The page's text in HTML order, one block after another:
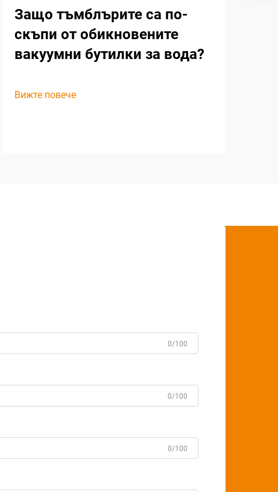
Защо тъмблърите са по-
скъпи от обикновените
вакуумни бутилки за вода?
Вижте повече
0/100
0/100
0/100